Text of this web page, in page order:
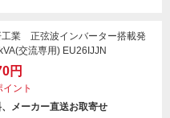
工業 正弦波インバーター搭載発
交流専用) EU26IJJN
円
ント
メーカー直送お取寄せ